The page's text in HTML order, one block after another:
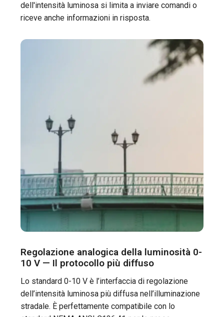
dell'intensità luminosa si limita a inviare comandi o
riceve anche informazioni in risposta.
Regolazione analogica della luminosità 0-
10 V — Il protocollo più diffuso
Lo standard 0-10 V è l’interfaccia di regolazione
dell’intensità luminosa più diffusa nell’illuminazione
stradale. È perfettamente compatibile con lo